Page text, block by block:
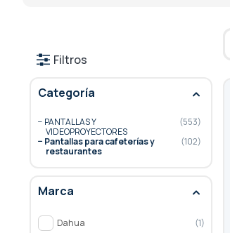
Filtros
Categoría
PANTALLAS Y
VIDEOPROYECTORES
553
Pantallas para cafeterías y
restaurantes
102
Marca
Dahua 1